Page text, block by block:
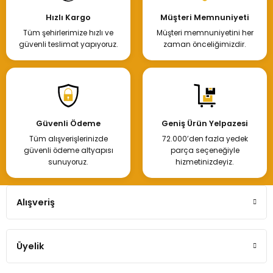
Hızlı Kargo
Tüm şehirlerimize hızlı ve
güvenli teslimat yapıyoruz.
Müşteri Memnuniyeti
Müşteri memnuniyetini her
zaman önceliğimizdir.
Güvenli Ödeme
Tüm alışverişlerinizde
güvenli ödeme altyapısı
sunuyoruz.
Geniş Ürün Yelpazesi
72.000’den fazla yedek
parça seçeneğiyle
hizmetinizdeyiz.
Alışveriş
Üyelik